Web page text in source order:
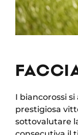
I biancorossi
prestigiosa
sottovalutare